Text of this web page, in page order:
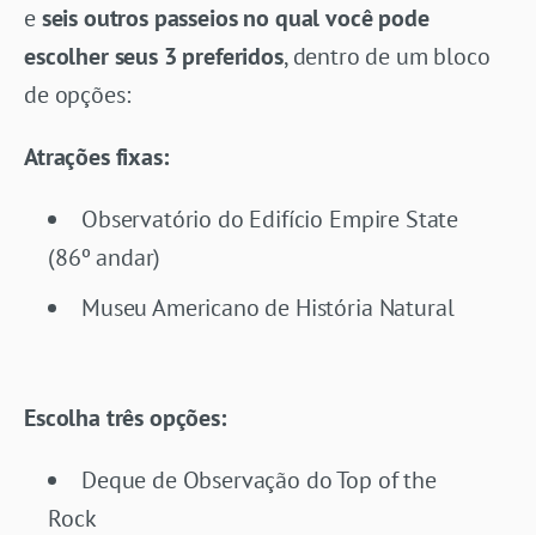
eseis outros passeios no qual você pode
escolher seus 3 preferidos, dentro de um bloco
de opções:
Atrações fixas:
Observatório do Edifício Empire State
(86º andar)
Museu Americano de História Natural
Escolha três opções:
Deque de Observação do Top of the
Rock